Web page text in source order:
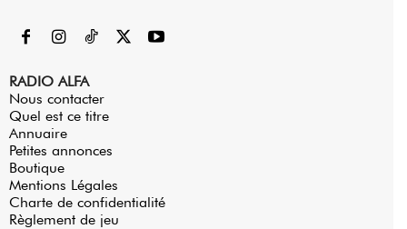
RADIO ALFA
Nous contacter
Quel est ce titre
Annuaire
Petites annonces
Boutique
Mentions Légales
Charte de confidentialité
Règlement de jeu